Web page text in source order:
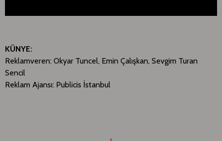
KÜNYE:
Reklamveren: Okyar Tuncel, Emin Çalışkan, Sevgim Turan
Sencil
Reklam Ajansı: Publicis İstanbul